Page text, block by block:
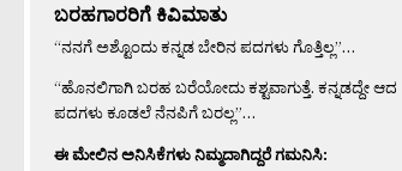
ಬರಹಗಾರರಿಗೆ ಕಿವಿಮಾತು
“ನನಗೆ ಅಶ್ಟೊಂದು ಕನ್ನಡ ಬೇರಿನ ಪದಗಳು ಗೊತ್ತಿಲ್ಲ”…
“ಹೊನಲಿಗಾಗಿ ಬರಹ ಬರೆಯೋದು ಕಶ್ಟವಾಗುತ್ತೆ. ಕನ್ನಡದ್ದೇ ಆದ
ಪದಗಳು ಕೂಡಲೆ ನೆನಪಿಗೆ ಬರಲ್ಲ”…
ಈ ಮೇಲಿನ ಅನಿಸಿಕೆಗಳು ನಿಮ್ಮದಾಗಿದ್ದರೆ ಗಮನಿಸಿ: